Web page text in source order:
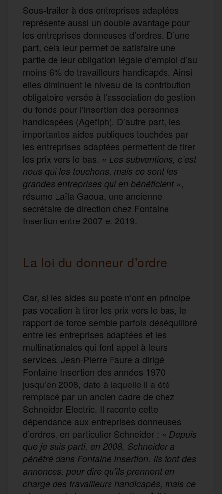
Sous-traiter à des entreprises adaptées
représente aussi un double avantage pour
les entreprises donneuses d’ordres. D’une
part, cela leur permet de satisfaire une
partie de leur obligation légale d’emploi d’au
moins 6% de travailleurs handicapés. Ainsi
elles diminuent le niveau de la contribution
obligatoire versée à l’association de gestion
du fonds pour l’insertion des personnes
handicapées (Agefiph). D’autre part, les
importantes aides publiques touchées par
les entreprises adaptées permettent de tirer
les prix vers le bas. « Les subventions, c’est
nous qui les touchons, mais ce sont les
grandes entreprises qui en bénéficient»,
résume Laïla Gaoua, une ancienne
secrétaire de direction chez Fontaine
Insertion entre 2007 et 2019.
La loi du donneur d’ordre
Car, si les aides au poste n’ont en principe
pas vocation à tirer les prix vers le bas, le
rapport de force semble parfois déséquilibré
entre les entreprises adaptées et les
multinationales qui font appel à leurs
services. Jean-Pierre Faure a dirigé
Fontaine Insertion des années 1970
jusqu’en 2008, date à laquelle il a été
remplacé par un ancien cadre de chez
Schneider Electric. Il raconte cette
dépendance aux entreprises donneuses
d’ordres, en particulier Schneider : « Depuis
que je suis parti, en 2008, Schneider a
pénétré dans Fontaine Insertion. Ils font des
annonces, pour dire qu’ils prennent en
charge des travailleurs handicapés, mais ce